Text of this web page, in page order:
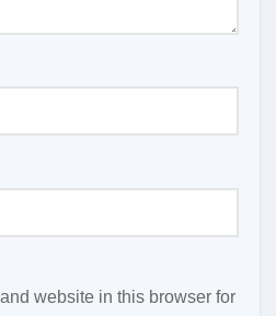
website in this browser for